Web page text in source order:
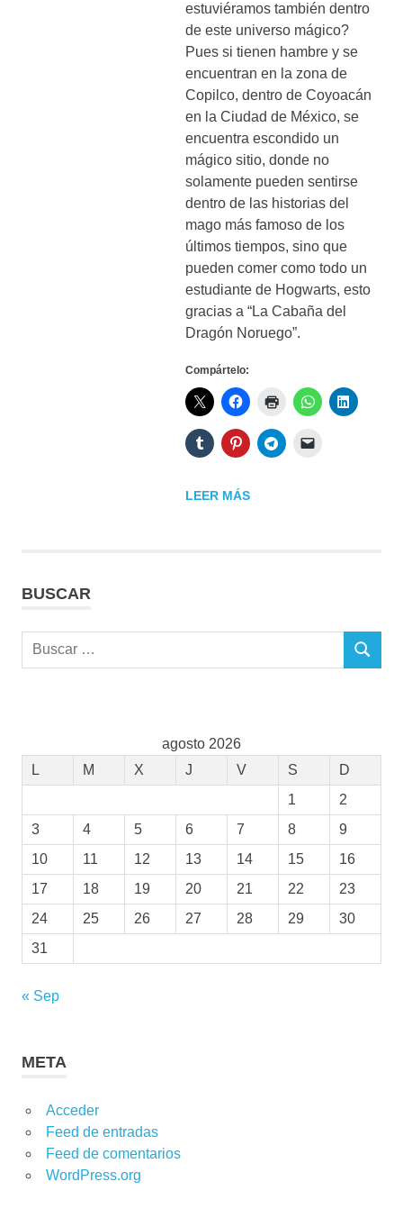
estuviéramos también dentro
de este universo mágico?
Pues si tienen hambre y se
encuentran en la zona de
Copilco, dentro de Coyoacán
en la Ciudad de México, se
encuentra escondido un
mágico sitio, donde no
solamente pueden sentirse
dentro de las historias del
mago más famoso de los
últimos tiempos, sino que
pueden comer como todo un
estudiante de Hogwarts, esto
gracias a “La Cabaña del
Dragón Noruego”.
Compártelo:
LEER MÁS
BUSCAR
Buscar:
BUSCAR
agosto 2026
L
M X J V S
D
1
2
3
4 5 6 7 8
9
10
11 12 13 14 15
16
17
18 19 20 21 22
23
24
25 26 27 28 29
30
31
« Sep
META
Acceder
Feed de entradas
Feed de comentarios
WordPress.org